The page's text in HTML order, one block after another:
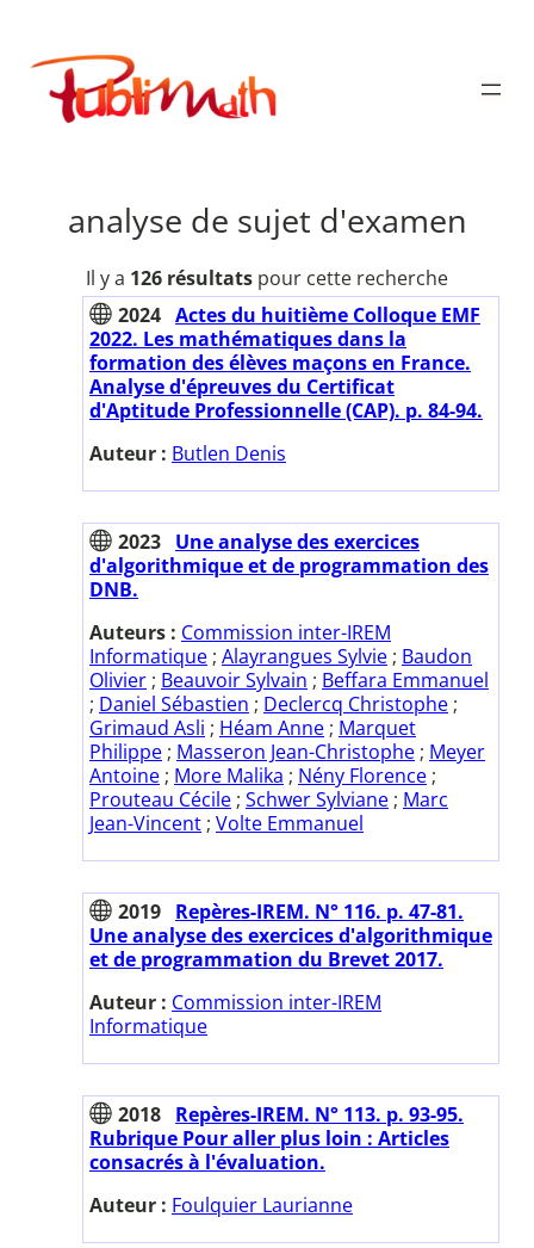
contenu
Publimath
analyse de sujet d'examen
Il y a 126 résultats pour cette recherche
2024 Actes du huitième Colloque EMF
2022. Les mathématiques dans la
formation des élèves maçons en France.
Analyse d'épreuves du Certificat
d'Aptitude Professionnelle (CAP). p. 84-94.
Auteur : Butlen Denis
2023 Une analyse des exercices
d'algorithmique et de programmation des
DNB.
Auteurs : Commission inter-IREM
Informatique ; Alayrangues Sylvie ; Baudon
Olivier ; Beauvoir Sylvain ; Beffara Emmanuel
; Daniel Sébastien ; Declercq Christophe ;
Grimaud Asli ; Héam Anne ; Marquet
Philippe ; Masseron Jean-Christophe ; Meyer
Antoine ; More Malika ; Nény Florence ;
Prouteau Cécile ; Schwer Sylviane ; Marc
Jean-Vincent ; Volte Emmanuel
2019 Repères-IREM. N° 116. p. 47-81.
Une analyse des exercices d'algorithmique
et de programmation du Brevet 2017.
Auteur : Commission inter-IREM
Informatique
2018 Repères-IREM. N° 113. p. 93-95.
Rubrique Pour aller plus loin : Articles
consacrés à l'évaluation.
Auteur : Foulquier Laurianne